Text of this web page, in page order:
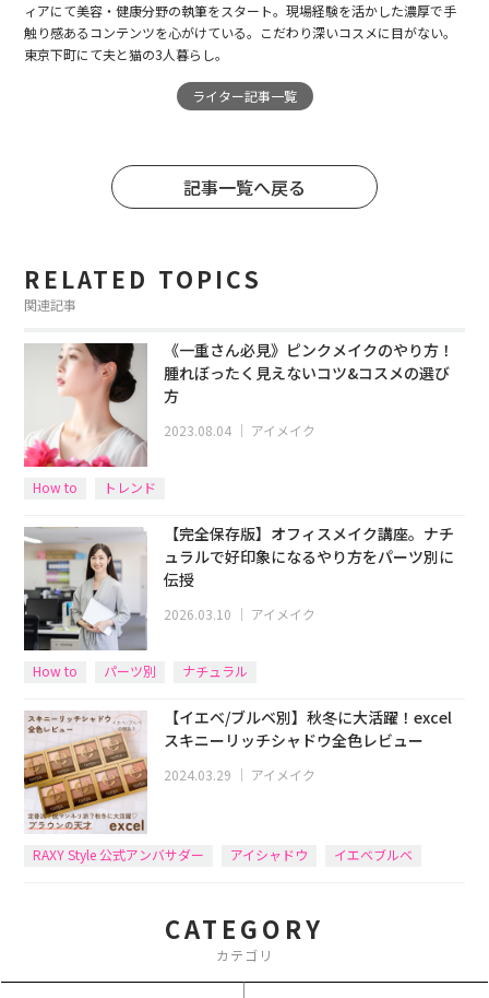
ィアにて美容・健康分野の執筆をスタート。現場経験を活かした濃厚で手
触り感あるコンテンツを心がけている。こだわり深いコスメに目がない。
東京下町にて夫と猫の3人暮らし。
ライター記事一覧
記事一覧へ戻る
RELATED TOPICS
関連記事
《一重さん必見》ピンクメイクのやり方！
腫れぼったく見えないコツ&コスメの選び
方
2023.08.04 ｜ アイメイク
How to トレンド
【完全保存版】オフィスメイク講座。ナチ
ュラルで好印象になるやり方をパーツ別に
伝授
2026.03.10 ｜ アイメイク
How to パーツ別 ナチュラル
【イエベ/ブルベ別】秋冬に大活躍！excel
スキニーリッチシャドウ全色レビュー
2024.03.29 ｜ アイメイク
RAXY Style 公式アンバサダー アイシャドウ
イエベブルベ
CATEGORY
カテゴリ